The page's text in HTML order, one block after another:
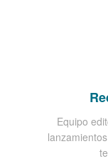
Equipo